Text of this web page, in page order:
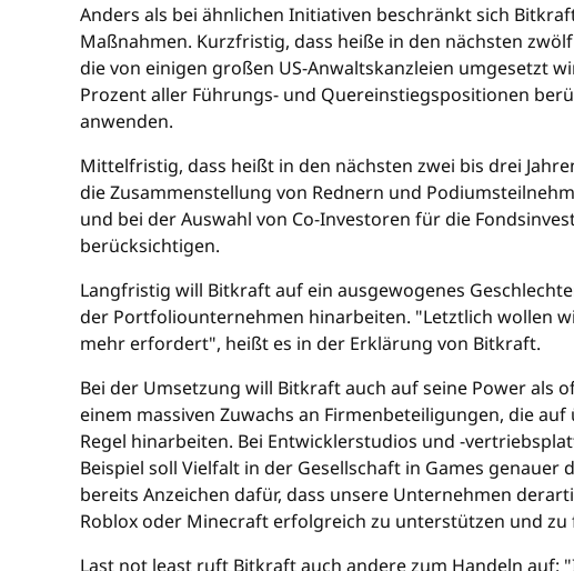
Anders als bei ähnlichen Initiativen beschränkt sich
Maßnahmen. Kurzfristig, dass heiße in den nächsten
die von einigen großen US-Anwaltskanzleien umgesetzt
Prozent aller Führungs- und Quereinstiegspositionen
anwenden.
Mittelfristig, dass heißt in den nächsten zwei bis drei
die Zusammenstellung von Rednern und
und bei der Auswahl von Co-Investoren für die
berücksichtigen.
Langfristig will Bitkraft auf ein ausgewogenes
der Portfoliounternehmen hinarbeiten. "Letztlich wollen
mehr erfordert", heißt es in der Erklärung von Bitkraft.
Bei der Umsetzung will Bitkraft auch auf seine Power
einem massiven Zuwachs an Firmenbeteiligungen, die
Regel hinarbeiten. Bei Entwicklerstudios und -
Beispiel soll Vielfalt in der Gesellschaft in Games
bereits Anzeichen dafür, dass unsere Unternehmen
Roblox oder Minecraft erfolgreich zu unterstützen und
Last not least ruft Bitkraft auch andere zum Handeln auf: